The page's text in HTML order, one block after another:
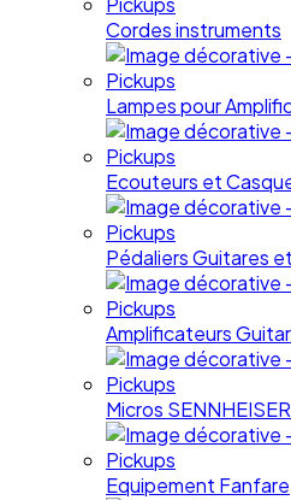
Cordes instruments
Lampes pour
Ecouteurs et
Pédaliers Guitares
Amplificateurs
Micros
Equipement Fanfare